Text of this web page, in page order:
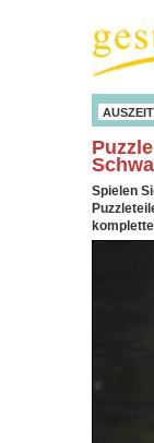
AUSZEIT
Spielen